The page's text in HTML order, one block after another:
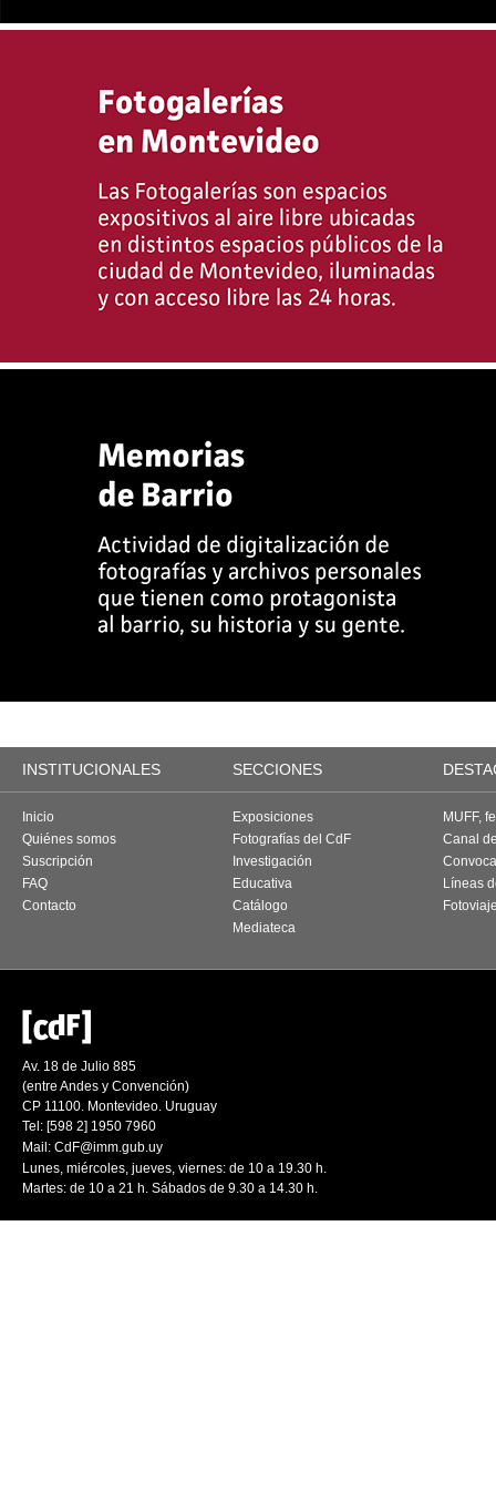
INSTITUCIONALES SECCIONES
Inicio
Quiénes somos
Suscripción
FAQ
Contacto
Exposiciones
Fotografías del CdF
Investigación
Educativa
Catálogo
Mediateca
MUFF,
Canal
Líneas
Av. 18 de Julio 885
(entre Andes y Convención)
CP 11100. Montevideo. Uruguay
Tel: [598 2] 1950 7960
Mail: CdF@imm.gub.uy
Lunes, miércoles, jueves, viernes: de 10 a 19.30 h.
Martes: de 10 a 21 h. Sábados de 9.30 a 14.30 h.